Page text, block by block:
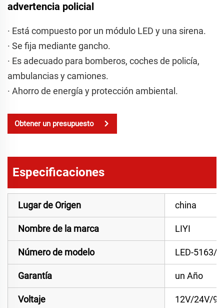
advertencia policial
· Está compuesto por un módulo LED y una sirena.
· Se fija mediante gancho.
· Es adecuado para bomberos, coches de policía,
ambulancias y camiones.
· Ahorro de energía y protección ambiental.
Obtener un presupuesto
Especificaciones
Lugar de Origen china
Nombre de la marca LIYI
Número de modelo LED-5163/
Garantía un Año
Voltaje 12V/24V/9-